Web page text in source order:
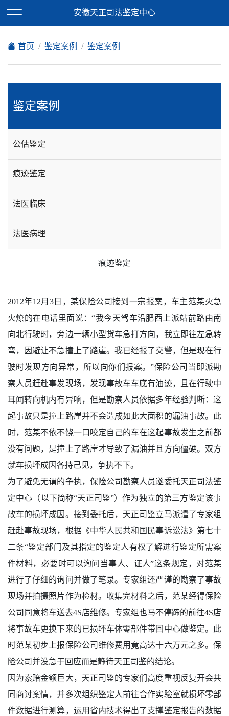
欢迎访问安徽天正司法鉴定中心网站！
安徽天正司法鉴定中心
首页 鉴定案例 鉴定案例
鉴定案例
公估鉴定
痕迹鉴定
法医临床
法医病理
痕迹鉴定
2012年12月3日，某保险公司接到一宗报案，车主范某火急
火燎的在电话里面说：“我今天驾车沿肥西上派站前路由南
向北行驶时，旁边一辆小型货车急打方向，我立即往左急转
弯，因避让不急撞上了路崖。我已经报了交警，但是现在行
驶时发现方向异常，所以向你们报案。”保险公司当即派勘
察人员赶赴事发现场，发现事故车车底有油迹，且在行驶中
耳闻转向机内有异响，但是勘察人员依据多年经验判断：这
起事故只是撞上路崖并不会造成如此大面积的漏油事故。此
时，范某不依不饶一口咬定自己的车在这起事故发生之前都
没有问题，是撞上了路崖才导致了漏油并且方向僵硬。双方
就车损坏成因各持己见，争执不下。
为了避免无谓的争执，保险公司勘察人员遂委托天正司法鉴
定中心（以下简称“天正司鉴”）作为独立的第三方鉴定该事
故车的损坏成因。接到委托后，天正司鉴立马派遣了专家组
赶赴事故现场，根据《中华人民共和国民事诉讼法》第七十
二条“鉴定部门及其指定的鉴定人有权了解进行鉴定所需案
件材料，必要时可以询问当事人、证人”这条规定，对范某
进行了仔细的询问并做了笔录。专家组还严谨的勘察了事故
现场并拍摄照片作为检材。收集完材料之后，范某经得保险
公司同意将车送去4S店维修。专家组也马不停蹄的前往4S店
将事故车更换下来的已损坏车体零部件带回中心做鉴定。此
时范某初步上报保险公司维修费用竟高达十六万元之多。保
险公司并没急于回应而是静待天正司鉴的结论。
因为索赔金额巨大，天正司鉴的专家们高度重视反复开会共
同商讨案情，并多次组织鉴定人前往合作实验室就损坏零部
件数据进行测算，运用省内技术得出了支撑鉴定报告的数据